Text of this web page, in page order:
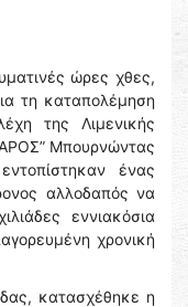
ώρες χθες,
τη καταπολέμηση
της Λιμενικής
Μπουρνώντας
ένας
αλλοδαπός να
εννιακόσια
χρονική
κατασχέθηκε η